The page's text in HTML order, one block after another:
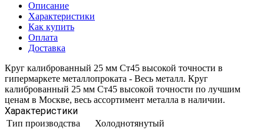
Описание
Характеристики
Как купить
Оплата
Доставка
Круг калиброванный 25 мм Ст45 высокой точности в
гипермаркете металлопроката - Весь металл. Круг
калиброванный 25 мм Ст45 высокой точности по лучшим
ценам в Москве, весь ассортимент металла в наличии.
Характеристики
Тип производства
Холоднотянутый